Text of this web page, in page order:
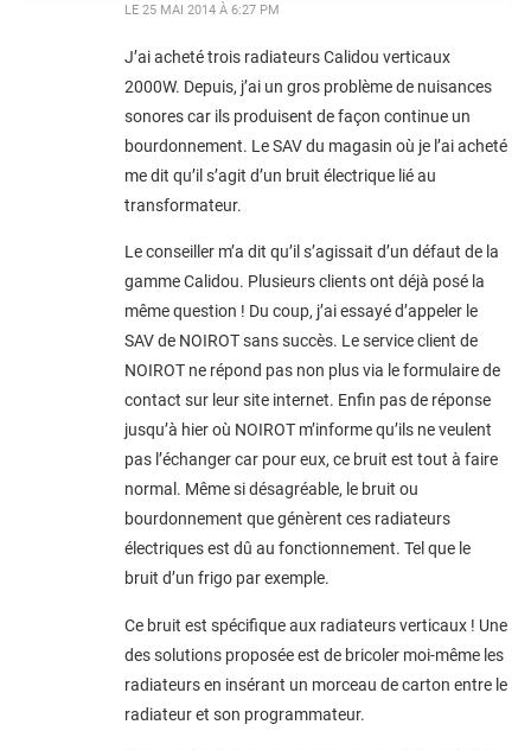
LE 25 MAI 2014 À 6:27 PM
J’ai acheté trois radiateurs Calidou verticaux
2000W. Depuis, j’ai un gros problème de nuisances
sonores car ils produisent de façon continue un
bourdonnement. Le SAV du magasin où je l’ai acheté
me dit qu’il s’agit d’un bruit électrique lié au
transformateur.
Le conseiller m’a dit qu’il s’agissait d’un défaut de la
gamme Calidou. Plusieurs clients ont déjà posé la
même question ! Du coup, j’ai essayé d’appeler le
SAV de NOIROT sans succès. Le service client de
NOIROT ne répond pas non plus via le formulaire de
contact sur leur site internet. Enfin pas de réponse
jusqu’à hier où NOIROT m’informe qu’ils ne veulent
pas l’échanger car pour eux, ce bruit est tout à faire
normal. Même si désagréable, le bruit ou
bourdonnement que génèrent ces radiateurs
électriques est dû au fonctionnement. Tel que le
bruit d’un frigo par exemple.
Ce bruit est spécifique aux radiateurs verticaux ! Une
des solutions proposée est de bricoler moi-même les
radiateurs en insérant un morceau de carton entre le
radiateur et son programmateur.